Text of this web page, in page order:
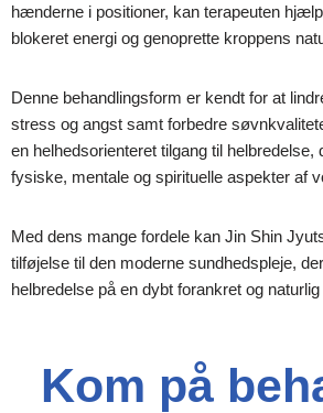
hænderne i positioner, kan terapeuten
blokeret energi og genoprette kroppens
Denne behandlingsform er kendt for at
stress og angst samt forbedre
en helhedsorienteret tilgang til helbredelse,
fysiske, mentale og spirituelle aspekter af
Med dens mange fordele kan Jin Shin
tilføjelse til den moderne sundhedspleje,
helbredelse på en dybt forankret og
Kom på